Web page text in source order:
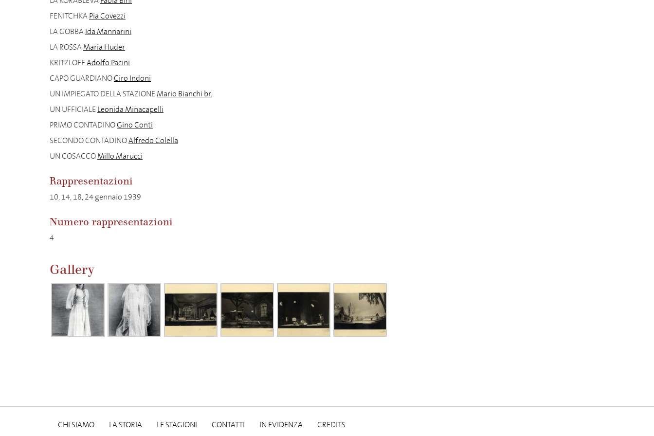
FENITCHKAPia Covezzi
LA GOBBAIda Mannarini
LA ROSSAMaria Huder
KRITZLOFFAdolfo Pacini
CAPO GUARDIANOCiro Indoni
UN IMPIEGATO DELLA STAZIONE Mario Bianchi br.
UN UFFICIALE Leonida Minacapelli
PRIMO CONTADINOGino Conti
SECONDO CONTADINOAlfredo Colella
UN COSACCOMillo Marucci
Rappresentazioni
10, 14, 18, 24 gennaio 1939
Numero rappresentazioni
4
Gallery
CHI SIAMO LA STORIA LE STAGIONI CONTATTI IN EVIDENZA CREDITS